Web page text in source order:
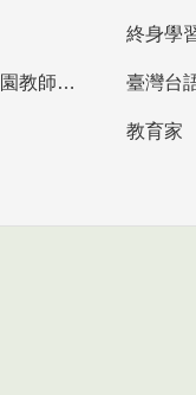
終身學
教育部高中等以下學校及幼兒園教師資格檢定考試 臺灣台
教育家